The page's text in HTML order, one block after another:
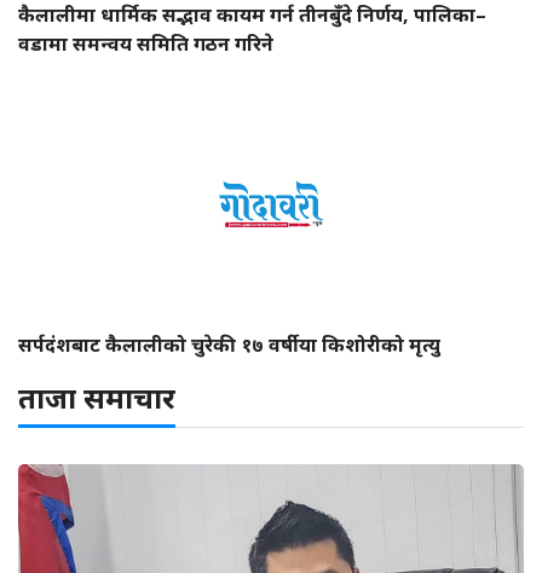
कैलालीमा धार्मिक सद्भाव कायम गर्न तीनबुँदे निर्णय, पालिका–
वडामा समन्वय समिति गठन गरिने
सर्पदंशबाट कैलालीको चुरेकी १७ वर्षीया किशोरीको मृत्यु
ताजा समाचार